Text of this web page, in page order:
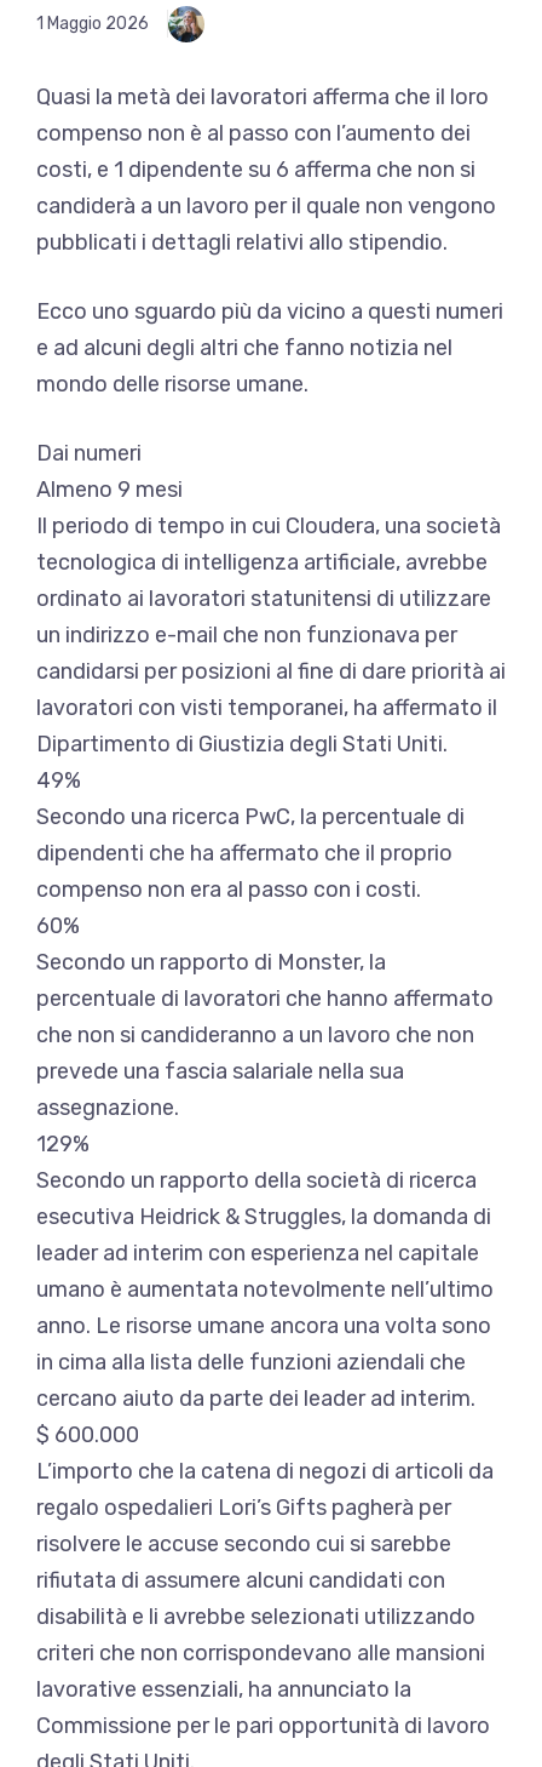
1 Maggio 2026
Quasi la metà dei lavoratori afferma che il loro
compenso non è al passo con l’aumento dei
costi, e 1 dipendente su 6 afferma che non si
candiderà a un lavoro per il quale non vengono
pubblicati i dettagli relativi allo stipendio.
Ecco uno sguardo più da vicino a questi numeri
e ad alcuni degli altri che fanno notizia nel
mondo delle risorse umane.
Dai numeri
Almeno 9 mesi
Il periodo di tempo in cui Cloudera, una società
tecnologica di intelligenza artificiale, avrebbe
ordinato ai lavoratori statunitensi di utilizzare
un indirizzo e-mail che non funzionava per
candidarsi per posizioni al fine di dare priorità ai
lavoratori con visti temporanei, ha affermato il
Dipartimento di Giustizia degli Stati Uniti.
49%
Secondo una ricerca PwC, la percentuale di
dipendenti che ha affermato che il proprio
compenso non era al passo con i costi.
60%
Secondo un rapporto di Monster, la
percentuale di lavoratori che hanno affermato
che non si candideranno a un lavoro che non
prevede una fascia salariale nella sua
assegnazione.
129%
Secondo un rapporto della società di ricerca
esecutiva Heidrick & Struggles, la domanda di
leader ad interim con esperienza nel capitale
umano è aumentata notevolmente nell’ultimo
anno. Le risorse umane ancora una volta sono
in cima alla lista delle funzioni aziendali che
cercano aiuto da parte dei leader ad interim.
$ 600.000
L’importo che la catena di negozi di articoli da
regalo ospedalieri Lori’s Gifts pagherà per
risolvere le accuse secondo cui si sarebbe
rifiutata di assumere alcuni candidati con
disabilità e li avrebbe selezionati utilizzando
criteri che non corrispondevano alle mansioni
lavorative essenziali, ha annunciato la
Commissione per le pari opportunità di lavoro
degli Stati Uniti.